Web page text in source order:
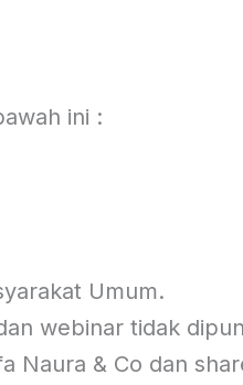
ini :
Umum.
webinar tidak
Naura & Co dan